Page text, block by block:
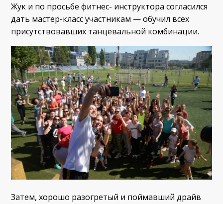
Жук и по просьбе фитнес- инструктора согласился
дать мастер-класс участникам — обучил всех
присутствовавших танцевальной комбинации.
Затем, хорошо разогретый и поймавший драйв